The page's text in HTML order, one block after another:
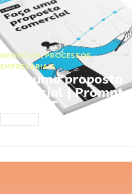
NEGÓCIOS,PROCESSOS
EMPRESARIAIS
Faça uma proposta
comercial | Prompts
ChatGPT